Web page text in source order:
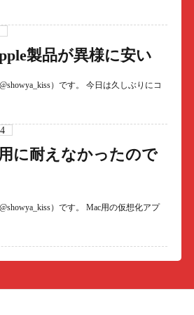
製品が異様に安い
）です。 今日は久しぶりにコ
に耐えなかったので
）です。 Mac用の仮想化アプ